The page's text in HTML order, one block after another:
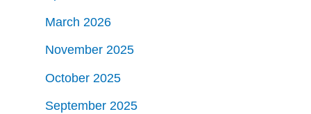
March 2026
November 2025
October 2025
September 2025